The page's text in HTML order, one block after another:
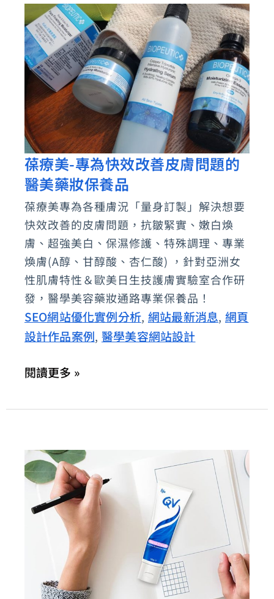
保
濕
修
護
果
葆療美-專為快效改善皮膚問題的
醫美藥妝保養品
葆療美專為各種膚況「量身訂製」解決想要
快效改善的皮膚問題，抗皺緊實、嫩白煥
膚、超強美白、保濕修護、特殊調理、專業
煥膚(A醇、甘醇酸、杏仁酸) ，針對亞洲女
性肌膚特性＆歐美日生技護膚實驗室合作研
發，醫學美容藥妝通路專業保養品！
SEO網站優化實例分析, 網站最新消息, 網頁
設計作品案例, 醫學美容網站設計
葆
療
美-
專
為
快
效
改
善
皮
問
美
藥
保
閱讀更多 »